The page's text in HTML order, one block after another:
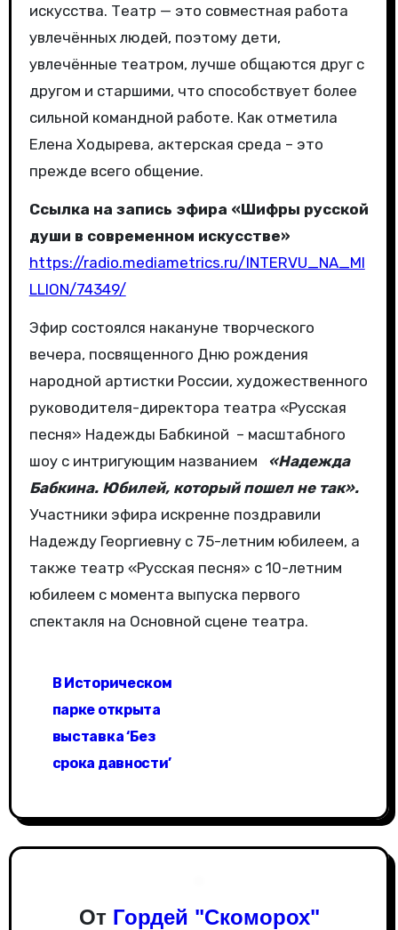
искусства. Театр — это совместная работа
увлечённых людей, поэтому дети,
увлечённые театром, лучше общаются друг с
другом и старшими, что способствует более
сильной командной работе. Как отметила
Елена Ходырева, актерская среда – это
прежде всего общение.
Ссылка на запись эфира «Шифры русской
души в современном искусстве»
https://radio.mediametrics.ru/INTERVU_NA_MI
LLION/74349/
Эфир состоялся накануне творческого
вечера, посвященного Дню рождения
народной артистки России, художественного
руководителя-директора театра «Русская
песня» Надежды Бабкиной – масштабного
шоу с интригующим названием
«Надежда
Бабкина. Юбилей, который пошел не так».
Участники эфира искренне поздравили
Надежду Георгиевну с 75-летним юбилеем, а
также театр «Русская песня» с 10-летним
юбилеем с момента выпуска первого
спектакля на Основной сцене театра.
г
а
В Историческом
парке открыта
выставка ‘Без
срока давности’
От Гордей "Скоморох"